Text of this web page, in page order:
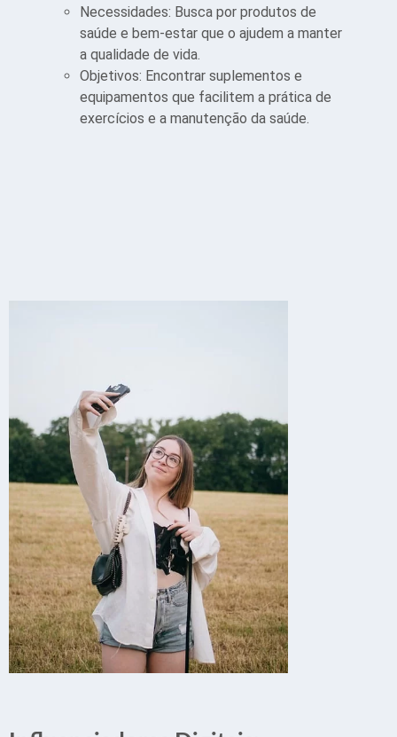
Necessidades: Busca por produtos de
saúde e bem-estar que o ajudem a manter
a qualidade de vida.
Objetivos: Encontrar suplementos e
equipamentos que facilitem a prática de
exercícios e a manutenção da saúde.